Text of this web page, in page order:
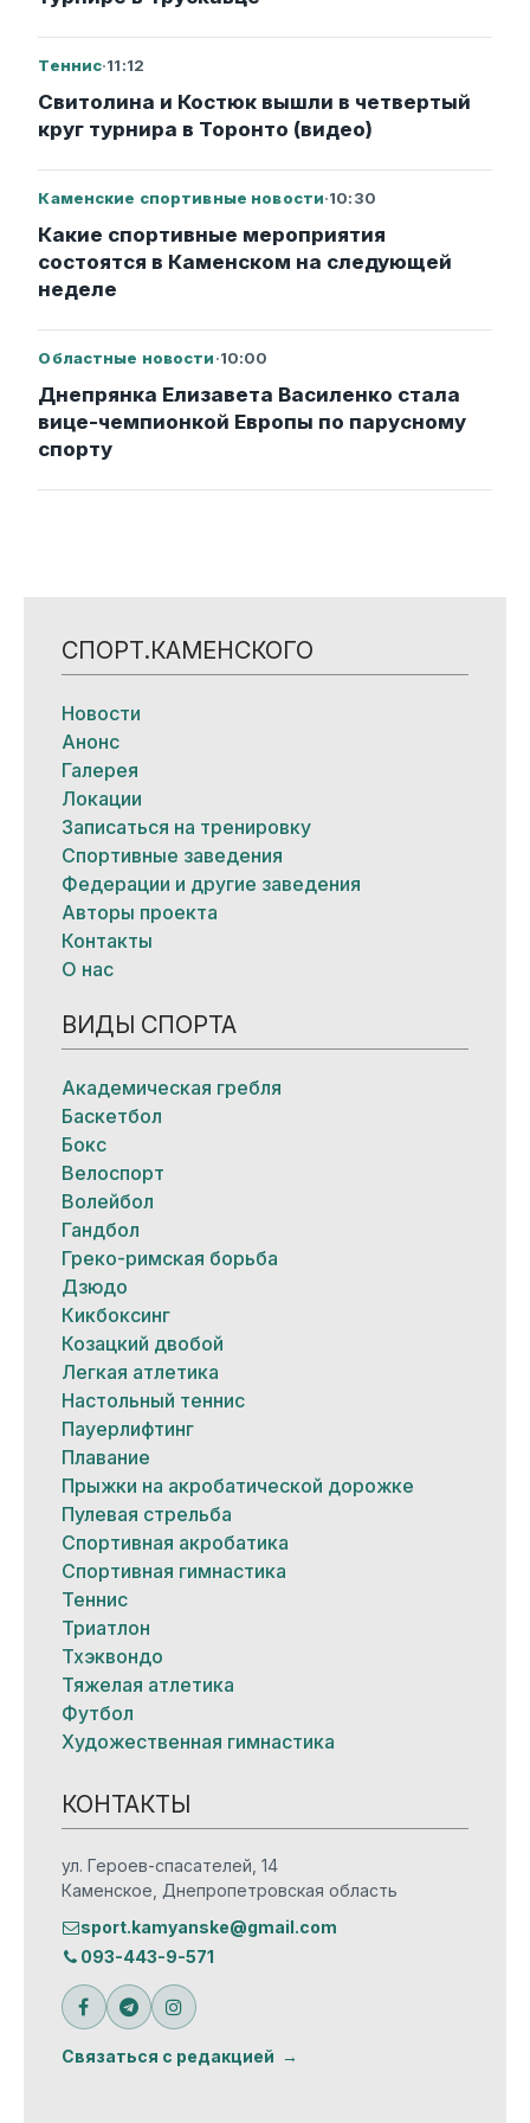
Теннис·11:12
Свитолина и Костюк вышли в четвертый
круг турнира в Торонто (видео)
Каменские спортивные новости·10:30
Какие спортивные мероприятия
состоятся в Каменском на следующей
неделе
Областные новости·10:00
Днепрянка Елизавета Василенко стала
вице-чемпионкой Европы по парусному
спорту
СПОРТ.КАМЕНСКОГО
Новости
Анонс
Галерея
Локации
Записаться на тренировку
Спортивные заведения
Федерации и другие заведения
Авторы проекта
Контакты
О нас
ВИДЫ СПОРТА
Академическая гребля
Баскетбол
Бокс
Велоспорт
Волейбол
Гандбол
Греко-римская борьба
Дзюдо
Кикбоксинг
Козацкий двобой
Легкая атлетика
Настольный теннис
Пауерлифтинг
Плавание
Прыжки на акробатической дорожке
Пулевая стрельба
Спортивная акробатика
Спортивная гимнастика
Теннис
Триатлон
Тхэквондо
Тяжелая атлетика
Футбол
Художественная гимнастика
КОНТАКТЫ
ул. Героев-спасателей, 14
Каменское, Днепропетровская область
sport.kamyanske@gmail.com
093-443-9-571
Связаться с редакцией